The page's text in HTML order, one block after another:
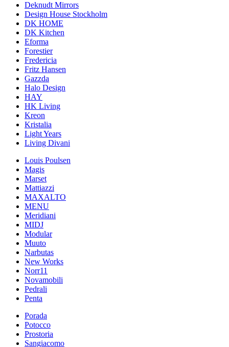
Deknudt Mirrors
Design House Stockholm
DK HOME
DK Kitchen
Eforma
Forestier
Fredericia
Fritz Hansen
Gazzda
Halo Design
HAY
HK Living
Kreon
Kristalia
Light Years
Living Divani
Louis Poulsen
Magis
Marset
Mattiazzi
MAXALTO
MENU
Meridiani
MIDJ
Modular
Muuto
Narbutas
New Works
Norr11
Novamobili
Pedrali
Penta
Porada
Potocco
Prostoria
Sangiacomo